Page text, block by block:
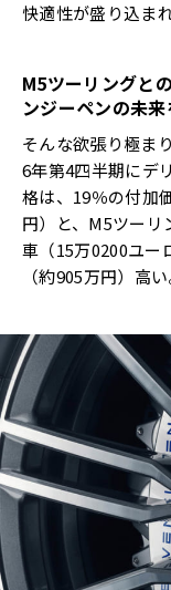
快適性が盛り込ま
M5ツーリングと
ンジーペンの未
そんな欲張り極ま
6年第4四半期にデ
格は、19％の付加
円）と、M5ツーリ
車（15万0200ユー
（約905万円）高い